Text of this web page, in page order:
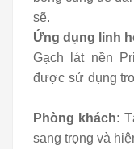
sẽ.
Ứng dụng linh
Gạch lát nền
được sử dụng
Phòng khách:
sang trọng và